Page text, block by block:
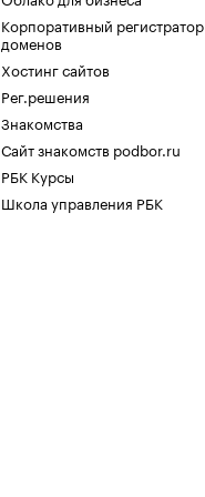
Корпоративный регистратор
доменов
Хостинг сайтов
Рег.решения
Знакомства
Сайт знакомств podbor.ru
РБК Курсы
Школа управления РБК